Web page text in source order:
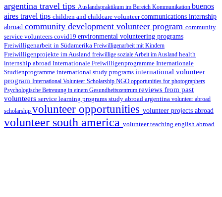
argentina travel tips Auslandspraktikum im Bereich Kommunikation buenos
aires travel tips children and childcare volunteercommunications internship
abroad community development volunteer program community
service volunteers covid19 environmental volunteering programs
Freiwilligenarbeit in Südamerika Freiwilligenarbeit mit Kindern
Freiwilligenprojekte im Ausland freiwillige soziale Arbeit im Ausland health
internship abroad Internationale Freiwilligenprogramme Internationale
Studienprogramme international study programs international volunteer
program International Volunteer Scholarship NGO opportunities for photographers
Psychologische Betreuung in einem Gesundheitszentrum reviews from past
volunteers service learning programs study abroad argentina volunteer abroad
scholarship volunteer opportunities volunteer projects abroad
volunteer south america volunteer teaching english abroad